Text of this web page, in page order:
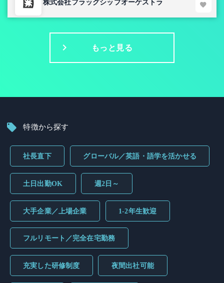
株式会社フラッグシップオーケストラ
もっと見る
特徴から探す
社長直下 グローバル／英語・語学を活かせる
土日出勤OK 週2日～
大手企業／上場企業 1-2年生歓迎
フルリモート／完全在宅勤務
充実した研修制度 夜間出社可能